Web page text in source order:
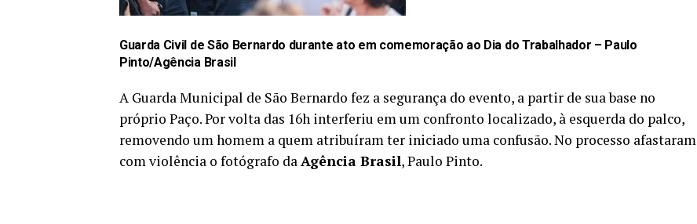
Guarda Civil de São Bernardo durante ato em comemoração ao Dia do Trabalhador – Paulo
Pinto/Agência Brasil
A Guarda Municipal de São Bernardo fez a segurança do evento, a partir de sua base no
próprio Paço. Por volta das 16h interferiu em um confronto localizado, à esquerda do palco,
removendo um homem a quem atribuíram ter iniciado uma confusão. No processo afastaram
com violência o fotógrafo daAgência Brasil, Paulo Pinto.